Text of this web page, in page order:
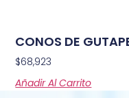
CONOS DE
$68,923
Añadir Al Carrito